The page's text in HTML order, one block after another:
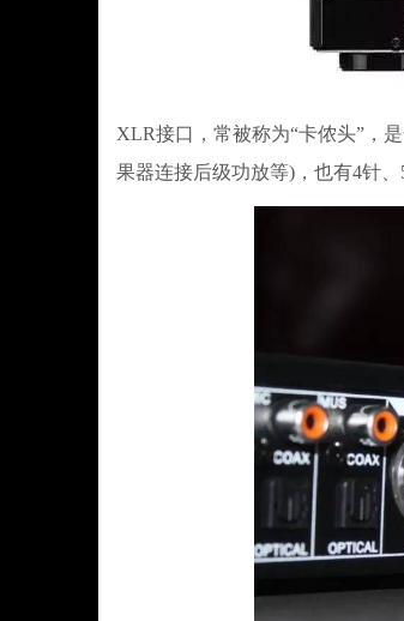
XLR接口，常被称为“卡侬头”，
果器连接后级功放等)，也有4针